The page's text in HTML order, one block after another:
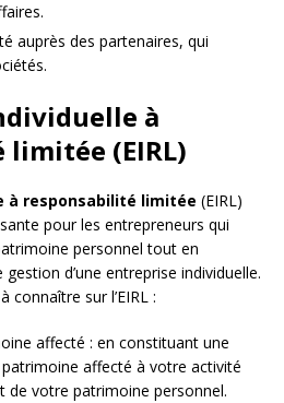
auprès des partenaires, qui
à
(EIRL)
à responsabilité limitée (EIRL)
pour les entrepreneurs qui
personnel tout en
d’une entreprise individuelle.
connaître sur l’EIRL :
affecté : en constituant une
patrimoine affecté à votre activité
de votre patrimoine personnel.